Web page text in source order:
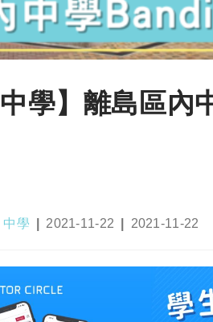
中學】離島區
Post
中學
Post
2021-11-22
Post
2021-11-22